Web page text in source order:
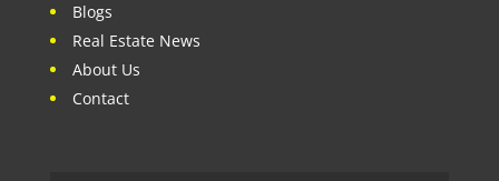
Blogs
Real Estate News
About Us
Contact